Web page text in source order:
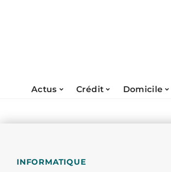
Actus Crédit Domicile
INFORMATIQUE